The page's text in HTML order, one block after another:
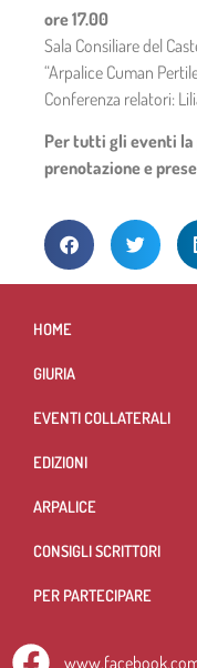
ore 17.00
Sala Consiliare del
“Arpalice Cuman
Conferenza relatori:
Per tutti gli eventi
prenotazione e
HOME
GIURIA
EVENTI COLLATERALI
EDIZIONI
ARPALICE
CONSIGLI SCRITTORI
PER PARTECIPARE